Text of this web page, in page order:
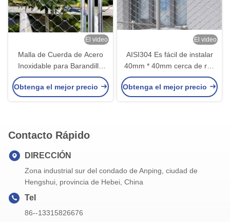
El video
Malla de Cuerda de Acero
Inoxidable para Barandilla
SS304 2.0mm con
Terminales
Obtenga el mejor precio
El video
AISI304 Es fácil de instalar
40mm * 40mm cerca de red
de cuerda con 1,5 mm de
diámetro de alambre
Obtenga el mejor precio
Contacto Rápido
DIRECCIÓN
Zona industrial sur del condado de Anping, ciudad de
Hengshui, provincia de Hebei, China
Tel
86--13315826676